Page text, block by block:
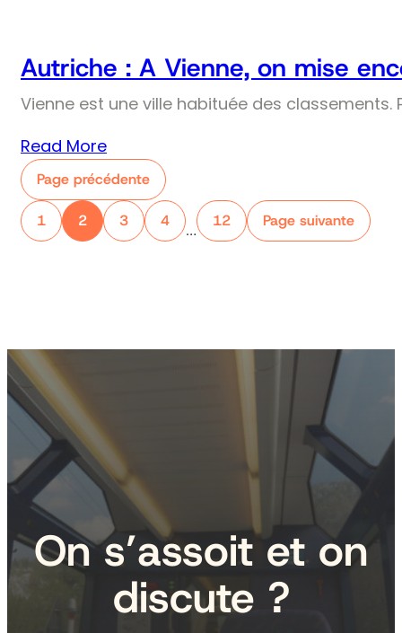
Autriche : A Vienne, on mise
Vienne est une ville habituée des
Read More
Page précédente
1 2 3 4
…
12 Page suivante
On s’assoit et on
discute ?